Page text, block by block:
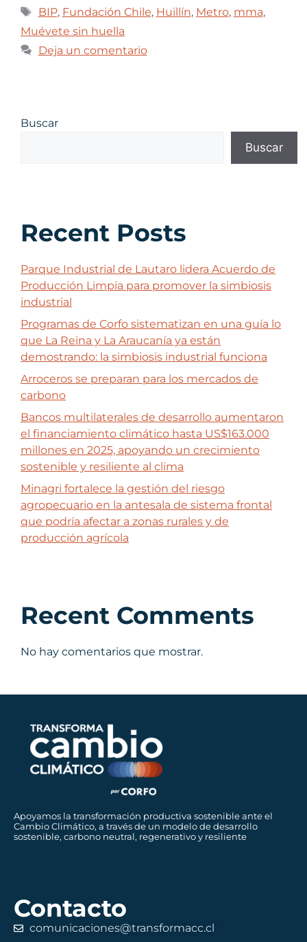
BIP, Fundación Chile, Huillín, Metro, mma,
Muévete sin huella
Deja un comentario
Buscar
Buscar
Recent Posts
Parque Industrial de Lautaro lidera Acuerdo de
Producción Limpia para promover la simbiosis
industrial
Programas de Corfo sistematizan en una guía lo
que La Reina y La Araucanía ya están
demostrando: la simbiosis industrial funciona
Arroceros se preparan para los mercados de
carbono
Bancos multilaterales de desarrollo aumentaron
el financiamiento climático hasta US$163.000
millones en 2025, apoyando un crecimiento
sostenible y resiliente al clima
Minagri fortalece la gestión del riesgo
agropecuario en la antesala de sistema frontal
que podría afectar a zonas rurales y de
producción agrícola
Recent Comments
No hay comentarios que mostrar.
Apoyamos la transformación productiva sostenible ante el
Cambio Climático, a través de un modelo de desarrollo
sostenible, carbono neutral, regenerativo y resiliente
Contacto
comunicaciones@transformacc.cl